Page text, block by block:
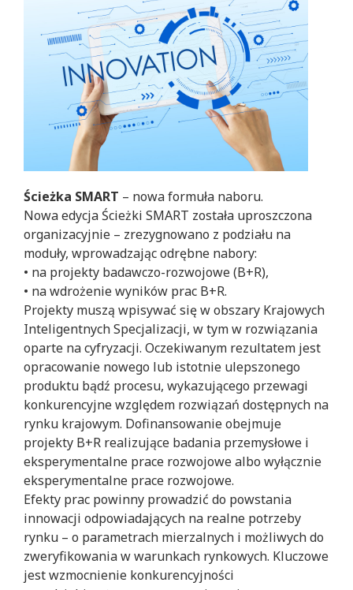
Ścieżka SMART – nowa formuła naboru.
Nowa edycja Ścieżki SMART została uproszczona
organizacyjnie – zrezygnowano z podziału na
moduły, wprowadzając odrębne nabory:
• na projekty badawczo-rozwojowe (B+R),
• na wdrożenie wyników prac B+R.
Projekty muszą wpisywać się w obszary Krajowych
Inteligentnych Specjalizacji, w tym w rozwiązania
oparte na cyfryzacji. Oczekiwanym rezultatem jest
opracowanie nowego lub istotnie ulepszonego
produktu bądź procesu, wykazującego przewagi
konkurencyjne względem rozwiązań dostępnych na
rynku krajowym. Dofinansowanie obejmuje
projekty B+R realizujące badania przemysłowe i
eksperymentalne prace rozwojowe albo wyłącznie
eksperymentalne prace rozwojowe.
Efekty prac powinny prowadzić do powstania
innowacji odpowiadających na realne potrzeby
rynku – o parametrach mierzalnych i możliwych do
zweryfikowania w warunkach rynkowych. Kluczowe
jest wzmocnienie konkurencyjności